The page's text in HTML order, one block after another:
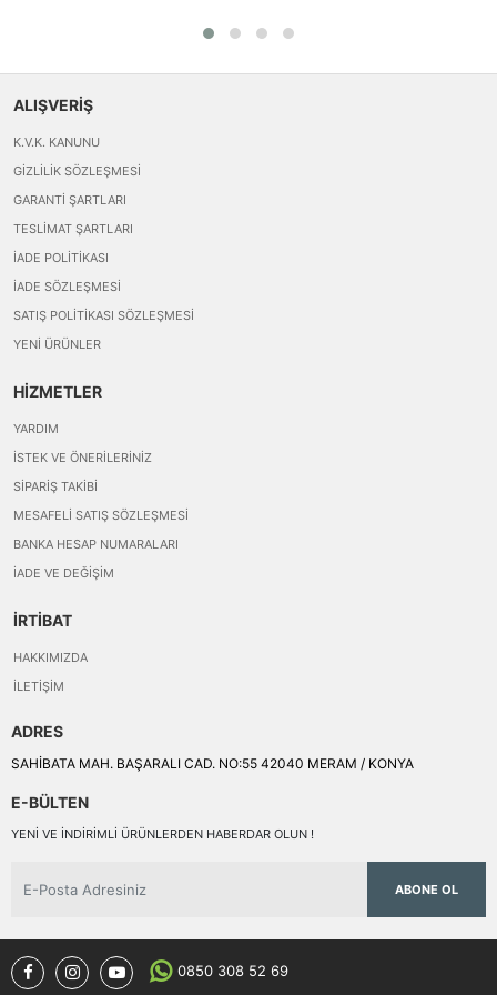
ALIŞVERİŞ
K.V.K. KANUNU
GIZLILIK SÖZLEŞMESI
GARANTI ŞARTLARI
TESLIMAT ŞARTLARI
İADE POLITIKASI
İADE SÖZLEŞMESI
SATIŞ POLITIKASI SÖZLEŞMESI
YENI ÜRÜNLER
HİZMETLER
YARDIM
İSTEK VE ÖNERILERINIZ
SIPARIŞ TAKIBI
MESAFELI SATIŞ SÖZLEŞMESI
BANKA HESAP NUMARALARI
İADE VE DEĞIŞIM
İRTİBAT
HAKKIMIZDA
İLETIŞIM
ADRES
SAHİBATA MAH. BAŞARALI CAD. NO:55 42040 MERAM / KONYA
E-BÜLTEN
YENI VE INDIRIMLI ÜRÜNLERDEN HABERDAR OLUN !
ABONE OL
0850 308 52 69